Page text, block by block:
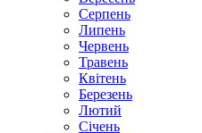
Серпень
Липень
Червень
Травень
Квітень
Березень
Лютий
Січень